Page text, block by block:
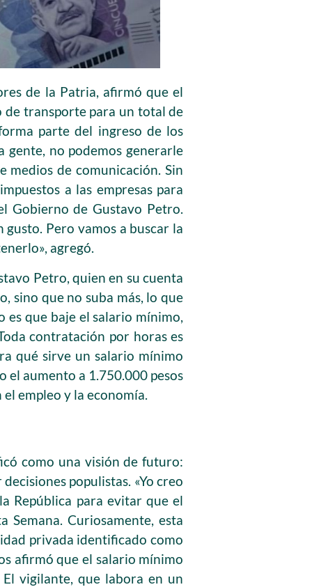
de la Patria, afirmó que el
de transporte para un total de
parte del ingreso de los
gente, no podemos generarle
medios de comunicación. Sin
a las empresas para
Gobierno de Gustavo Petro.
Pero vamos a buscar la
agregó.
Petro, quien en su cuenta
sino que no suba más, lo que
es que baje el salario mínimo,
contratación por horas es
qué sirve un salario mínimo
el aumento a 1.750.000 pesos
empleo y la economía.
como una visión de futuro:
populistas. «Yo creo
República para evitar que el
Curiosamente, esta
privada identificado como
afirmó que el salario mínimo
vigilante, que labora en un